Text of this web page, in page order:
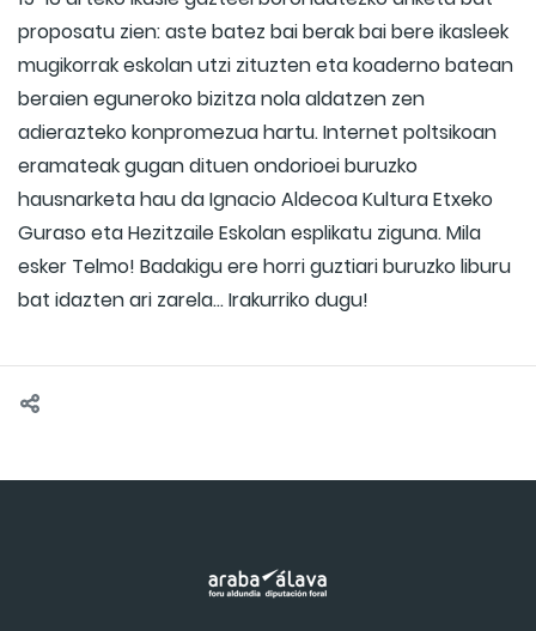
proposatu zien: aste batez bai berak bai bere ikasleek
mugikorrak eskolan utzi zituzten eta koaderno batean
beraien eguneroko bizitza nola aldatzen zen
adierazteko konpromezua hartu. Internet poltsikoan
eramateak gugan dituen ondorioei buruzko
hausnarketa hau da Ignacio Aldecoa Kultura Etxeko
Guraso eta Hezitzaile Eskolan esplikatu ziguna. Mila
esker Telmo! Badakigu ere horri guztiari buruzko liburu
bat idazten ari zarela… Irakurriko dugu!